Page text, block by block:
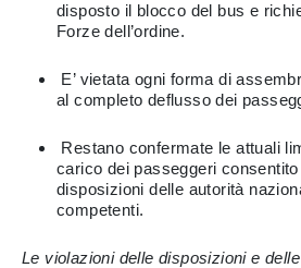
disposto il blocco del bus e
Forze dell’ordine.
E’ vietata ogni forma di
al completo deflusso dei
Restano confermate le attuali
carico dei passeggeri
disposizioni delle autorità
competenti.
Le violazioni delle disposizioni e